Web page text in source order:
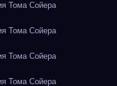
Тома Сойера
Тома Сойера
Тома Сойера
Тома Сойера